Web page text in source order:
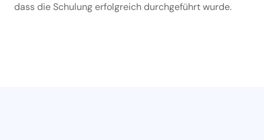
dass die Schulung erfolgreich durchgeführt wurde.